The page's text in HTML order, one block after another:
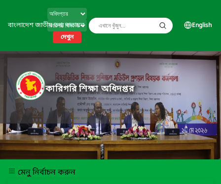
বাংলাদেশ জাতীয় তথ্য বাতায়ন
দেখুন
English
কারিগরি শিক্ষা অধিদপ্তর
মেনু নির্বাচন করুন